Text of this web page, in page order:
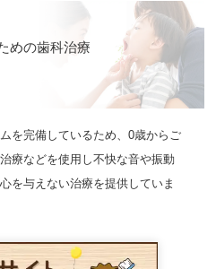
めの歯科治療
を完備しているため、0歳からご
療などを使用し不快な音や振動
を与えない治療を提供していま